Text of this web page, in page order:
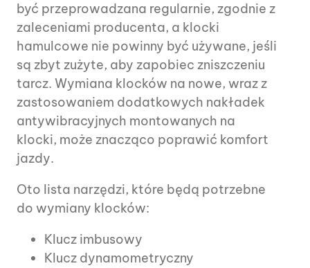
być przeprowadzana regularnie, zgodnie z
zaleceniami producenta, a klocki
hamulcowe nie powinny być używane, jeśli
są zbyt zużyte, aby zapobiec zniszczeniu
tarcz. Wymiana klocków na nowe, wraz z
zastosowaniem dodatkowych nakładek
antywibracyjnych montowanych na
klocki, może znacząco poprawić komfort
jazdy.
Oto lista narzędzi, które będą potrzebne
do wymiany klocków:
Klucz imbusowy
Klucz dynamometryczny